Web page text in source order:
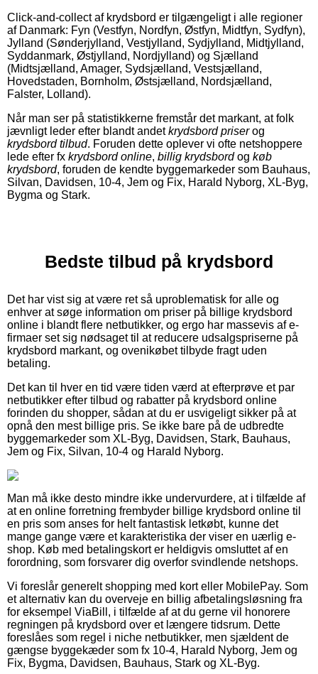
Click-and-collect af krydsbord er tilgængeligt i alle regioner
af Danmark: Fyn (Vestfyn, Nordfyn, Østfyn, Midtfyn, Sydfyn),
Jylland (Sønderjylland, Vestjylland, Sydjylland, Midtjylland,
Syddanmark, Østjylland, Nordjylland) og Sjælland
(Midtsjælland, Amager, Sydsjælland, Vestsjælland,
Hovedstaden, Bornholm, Østsjælland, Nordsjælland,
Falster, Lolland).
Når man ser på statistikkerne fremstår det markant, at folk
jævnligt leder efter blandt andetkrydsbord priserog
krydsbord tilbud. Foruden dette oplever vi ofte netshoppere
lede efter fx krydsbord online, billig krydsbordog køb
krydsbord, foruden de kendte byggemarkeder som Bauhaus,
Silvan, Davidsen, 10-4, Jem og Fix, Harald Nyborg, XL-Byg,
Bygma og Stark.
Bedste tilbud på krydsbord
Det har vist sig at være ret så uproblematisk for alle og
enhver at søge information om priser på billige krydsbord
online i blandt flere netbutikker, og ergo har massevis af e-
firmaer set sig nødsaget til at reducere udsalgspriserne på
krydsbord markant, og ovenikøbet tilbyde fragt uden
betaling.
Det kan til hver en tid være tiden værd at efterprøve et par
netbutikker efter tilbud og rabatter på krydsbord online
forinden du shopper, sådan at du er usvigeligt sikker på at
opnå den mest billige pris. Se ikke bare på de udbredte
byggemarkeder som XL-Byg, Davidsen, Stark, Bauhaus,
Jem og Fix, Silvan, 10-4 og Harald Nyborg.
Man må ikke desto mindre ikke undervurdere, at i tilfælde af
at en online forretning frembyder billige krydsbord online til
en pris som anses for helt fantastisk letkøbt, kunne det
mange gange være et karakteristika der viser en uærlig e-
shop. Køb med betalingskort er heldigvis omsluttet af en
forordning, som forsvarer dig overfor svindlende netshops.
Vi foreslår generelt shopping med kort eller MobilePay. Som
et alternativ kan du overveje en billig afbetalingsløsning fra
for eksempel ViaBill, i tilfælde af at du gerne vil honorere
regningen på krydsbord over et længere tidsrum. Dette
foreslåes som regel i niche netbutikker, men sjældent de
gængse byggekæder som fx 10-4, Harald Nyborg, Jem og
Fix, Bygma, Davidsen, Bauhaus, Stark og XL-Byg.